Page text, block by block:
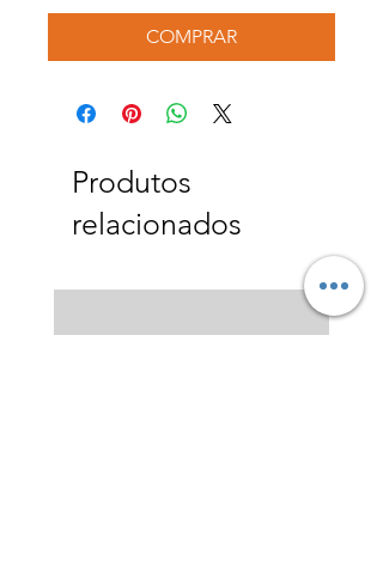
COMPRAR
Produtos
relacionados